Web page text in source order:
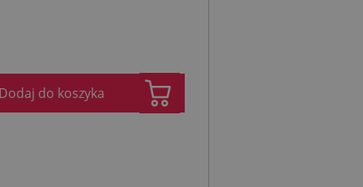
Dodaj do koszyka